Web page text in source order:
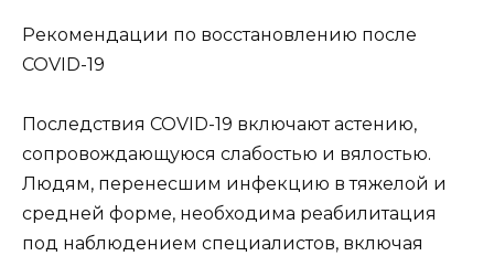
Рекомендации по восстановлению после
COVID-19
Последствия COVID-19 включают астению,
сопровождающуюся слабостью и вялостью.
Людям, перенесшим инфекцию в тяжелой и
средней форме, необходима реабилитация
под наблюдением специалистов, включая